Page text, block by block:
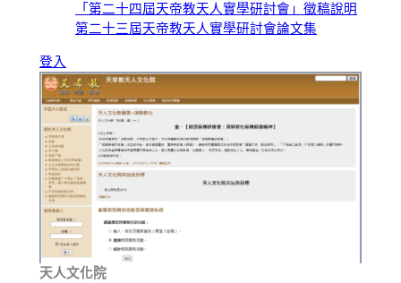
「第二十四屆天帝教天人實學研討會」徵稿說明
第二十三屆天帝教天人實學研討會論文集
登入
天人文化院